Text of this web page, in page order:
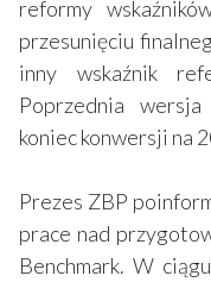
reformy
przesunięciu
inny wskaźnik
Poprzednia
koniec konwersji na
Prezes ZBP
prace nad
Benchmark. W